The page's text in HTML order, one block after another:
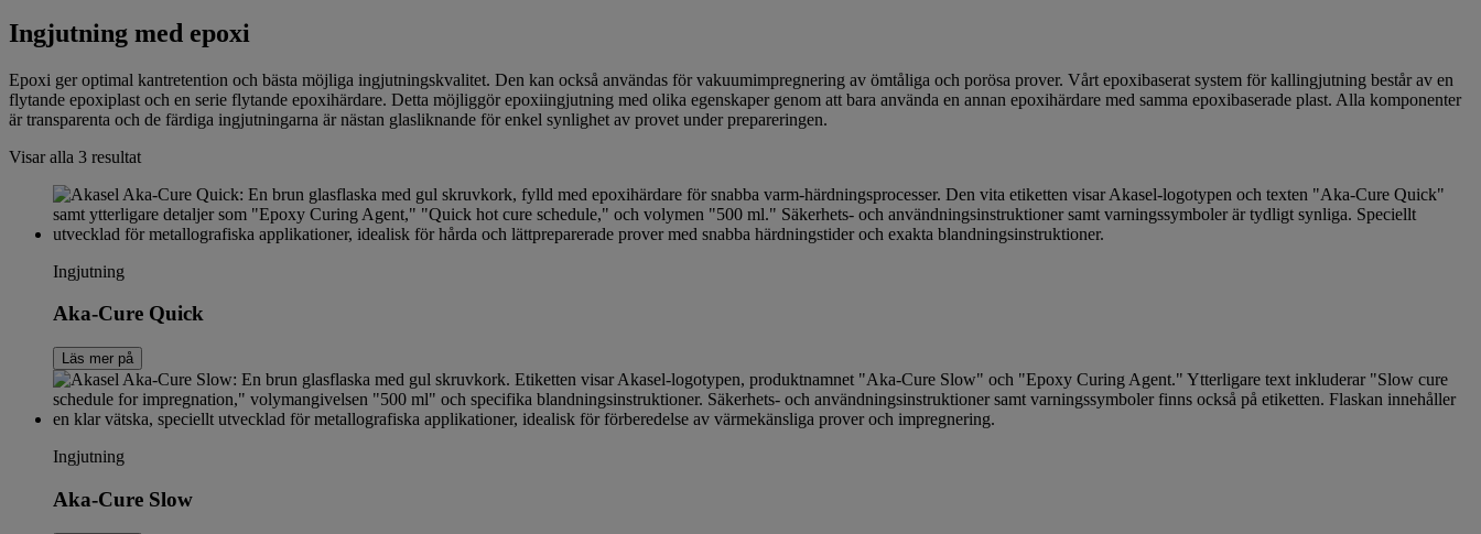
Ingjutning med epoxi
Epoxi ger optimal kantretention och bästa möjliga ingjutningskvalitet. Den kan också användas för vakuumimpregnering av ömtåliga och porösa prover. Vårt epoxibaserat system för kallingjutning består av en
flytande epoxiplast och en serie flytande epoxihärdare. Detta möjliggör epoxiingjutning med olika egenskaper genom att bara använda en annan epoxihärdare med samma epoxibaserade plast. Alla komponenter
är transparenta och de färdiga ingjutningarna är nästan glasliknande för enkel synlighet av provet under prepareringen.
Visar alla 3 resultat
Ingjutning
Aka-Cure Quick
Läs mer på
Ingjutning
Aka-Cure Slow